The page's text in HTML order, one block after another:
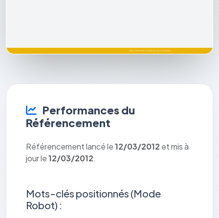
Performances du
Référencement
Référencement lancé le12/03/2012 et mis à
jour le12/03/2012.
Mots-clés positionnés (Mode
Robot) :